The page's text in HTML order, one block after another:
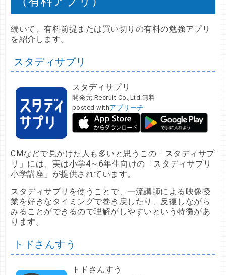
続いて、有料前提または買い切りの有料の勉強アプリ
を紹介します。
スタディサプリ
スタディサプリ
開発元:Recruit Co.,Ltd.無料
posted withアプリーチ
CMなどで見かけた人も多いと思うこの「スタディサプ
リ」には、実は小学4～6年生向けの「スタディサプリ
小学講座」が提供されています。
スタディサプリを使うことで、一流講師による映像授
業を好きなタイミングで巻き戻したり、反復しながら
みることができるので理解がしやすいという特徴があ
ります。
トドさんすう
トドさんすう